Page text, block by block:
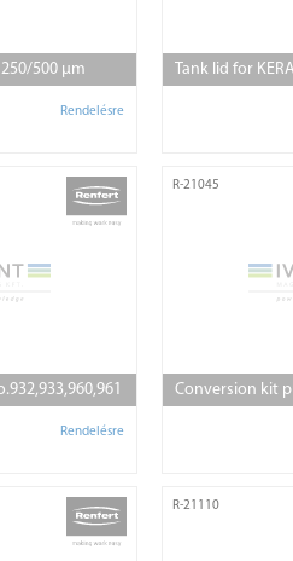
500 µm
Rendelésre
Tank lid for
Rendelésre
R-21045
Conversion kit
R-21110